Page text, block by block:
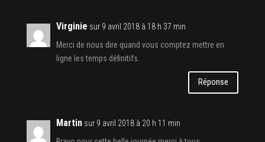
Virginie sur 9 avril 2018 à 18 h 37 min
Merci de nous dire quand vous comptez mettre en
ligne les temps définitifs.
Réponse
Martin sur 9 avril 2018 à 20 h 11 min